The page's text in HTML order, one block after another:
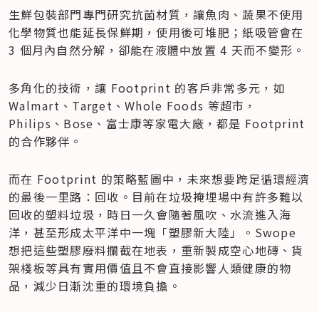
生鮮包裝部門專門研究抗菌材質，讓魚肉、蔬果不使用
化學物質也能延長保鮮期，使用後可堆肥；紙吸管會在
3 個月內自然分解，卻能在液體中放置 4 天而不變形。
多角化的技術，讓 Footprint 的客戶非常多元，如
Walmart、Target、Whole Foods 等超市，
Philips、Bose、富士康等家電大廠，都是 Footprint
的合作夥伴。
而在 Footprint 的策略藍圖中，未來想要跨足循環經濟
的最後一里路：回收。目前在垃圾掩埋場中有許多難以
回收的塑料垃圾，時日一久會隨著風吹、水流進入海
洋，甚至形成太平洋中一塊「塑膠新大陸」。Swope
想把這些塑膠廢料攔截在地表，重新製成空心地磚、貨
架棧板等具有實用價值且不會直接影響人類健康的物
品，減少日漸沈重的環境負擔。